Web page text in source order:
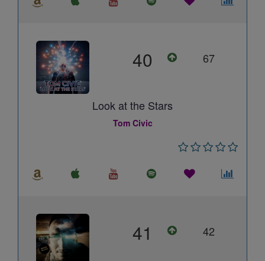
40 67
Look at the Stars
Tom Civic
41 42